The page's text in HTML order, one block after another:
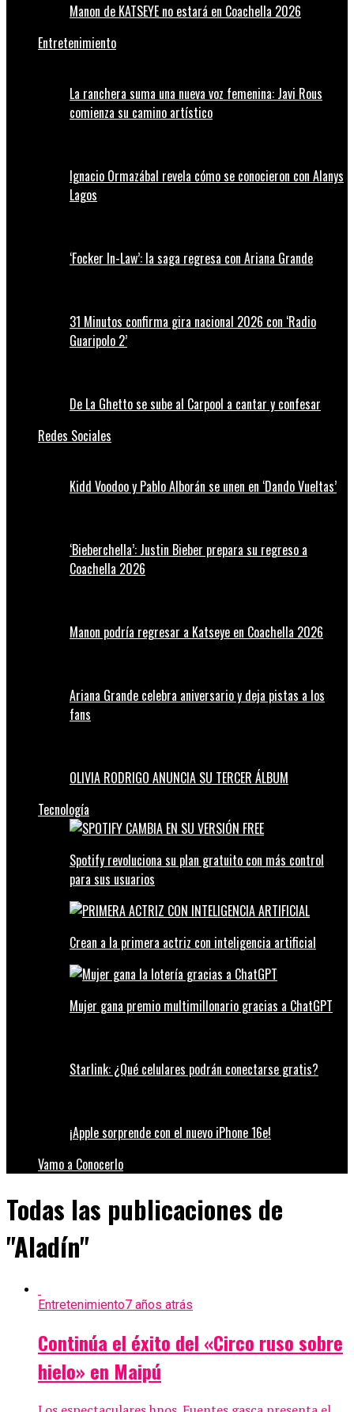
Manon de KATSEYE no estará en Coachella 2026
Entretenimiento
La ranchera suma una nueva voz femenina: Javi Rous
comienza su camino artístico
Ignacio Ormazábal revela cómo se conocieron con Alanys
Lagos
‘Focker In-Law’: la saga regresa con Ariana Grande
31 Minutos confirma gira nacional 2026 con ‘Radio
Guaripolo 2’
De La Ghetto se sube al Carpool a cantar y confesar
Redes Sociales
Kidd Voodoo y Pablo Alborán se unen en ‘Dando Vueltas’
‘Bieberchella’: Justin Bieber prepara su regreso a
Coachella 2026
Manon podría regresar a Katseye en Coachella 2026
Ariana Grande celebra aniversario y deja pistas a los
fans
OLIVIA RODRIGO ANUNCIA SU TERCER ÁLBUM
Tecnología
Spotify revoluciona su plan gratuito con más control
para sus usuarios
Crean a la primera actriz con inteligencia artificial
Mujer gana premio multimillonario gracias a ChatGPT
Starlink: ¿Qué celulares podrán conectarse gratis?
¡Apple sorprende con el nuevo iPhone 16e!
Vamo a Conocerlo
Todas las publicaciones de
"Aladín"
Entretenimiento7 años atrás
Continúa el éxito del «Circo ruso sobre
hielo» en Maipú